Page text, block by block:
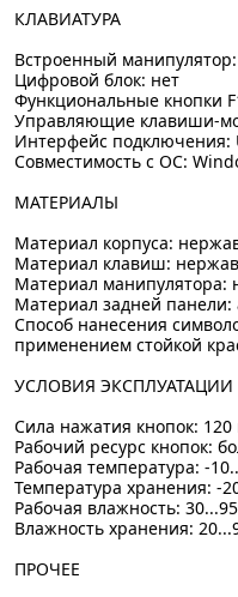
КЛАВИАТУРА
Встроенный манипулятор:
Цифровой блок: нет
Функциональные кнопки
Управляющие клавиши-
Интерфейс подключения:
Совместимость с ОС:
МАТЕРИАЛЫ
Материал корпуса:
Материал клавиш:
Материал
Материал задней
Способ нанесения
применением стойкой
УСЛОВИЯ ЭКСПЛУАТАЦИИ
Сила нажатия кнопок: 120
Рабочий ресурс кнопок:
Рабочая температура: -
Температура хранения: -
Рабочая влажность:
Влажность хранения:
ПРОЧЕЕ